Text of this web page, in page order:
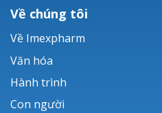
Về chúng tôi
Về Imexpharm
Văn hóa
Hành trình
Con người